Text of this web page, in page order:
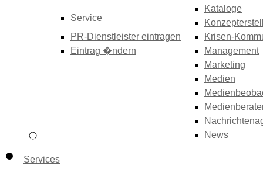
Service
PR-Dienstleister eintragen
Eintrag �ndern
Kataloge
Krisen-
Management
Marketing
Medien
News
Services